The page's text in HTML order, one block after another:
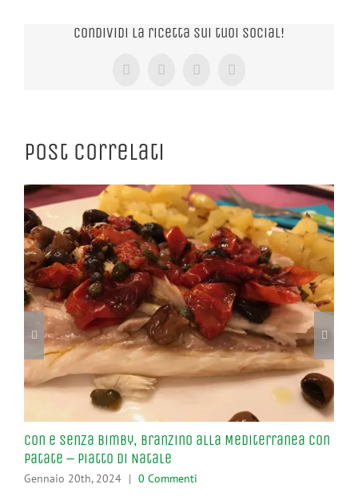
Condividi la ricetta sui tuoi Social!
Facebook
X TumblrPinterest
Post correlati
Con e Senza Bimby, Branzino alla Mediterranea con
Patate – Piatto di Natale
Gennaio 20th, 2024 | 0 Commenti